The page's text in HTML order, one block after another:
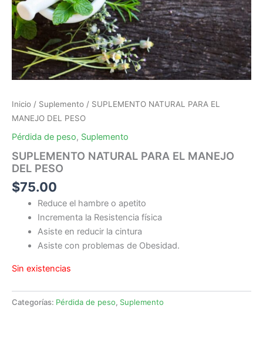
Inicio / Suplemento / SUPLEMENTO NATURAL PARA EL
MANEJO DEL PESO
Pérdida de peso, Suplemento
SUPLEMENTO NATURAL PARA EL MANEJO
DEL PESO
$75.00
Reduce el hambre o apetito
Incrementa la Resistencia física
Asiste en reducir la cintura
Asiste con problemas de Obesidad.
Sin existencias
Categorías: Pérdida de peso, Suplemento